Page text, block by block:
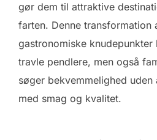
gør dem til attraktive
farten. Denne transformation
gastronomiske
travle pendlere, men også
søger bekvemmelighed
med smag og kvalitet.